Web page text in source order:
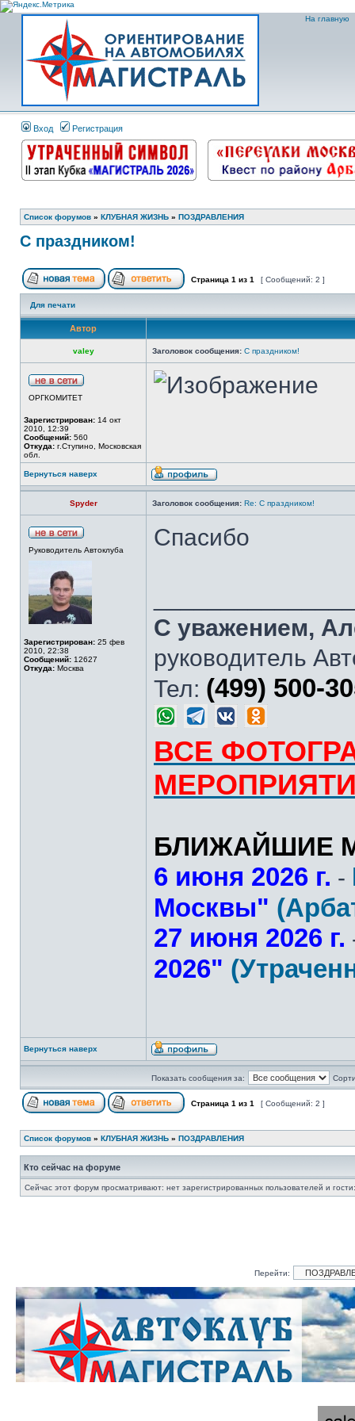
На главную
Вход Регистрация
Список форумов » КЛУБНАЯ ЖИЗНЬ » ПОЗДРАВЛЕНИЯ
С праздником!
Страница 1 из 1 [ Сообщений: 2 ]
Для печати
Автор
valey Заголовок сообщения: С праздником!
ОРГКОМИТЕТ
Зарегистрирован: 14 окт
2010, 12:39
Сообщений: 560
Откуда: г.Ступино, Московская
обл.
Вернуться наверх
Spyder Заголовок сообщения: Re: С праздником!
Руководитель Автоклуба
Зарегистрирован: 25 фев
2010, 22:38
Сообщений: 12627
Откуда: Москва
Спасибо
С уважением,
руководитель
Тел: (499) 500-
ВСЕ
БЛИЖАЙШИЕ
6 июня 2026 г. -
Москвы"
27 июня 2026 г.
2026"
Вернуться наверх
Показать сообщения за:
Страница 1 из 1 [ Сообщений: 2 ]
Список форумов » КЛУБНАЯ ЖИЗНЬ » ПОЗДРАВЛЕНИЯ
Кто сейчас на форуме
Сейчас этот форум просматривают: нет зарегистрированных пользователей и
Перейти: